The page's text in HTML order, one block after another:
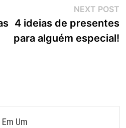
NEXT POST
4 ideias de presentes
para alguém especial!
Um